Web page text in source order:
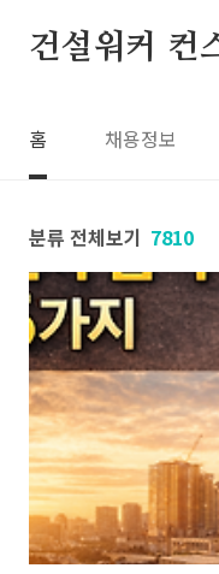
건설워커 컨
홈 채용정보
분류 전체보기 7810